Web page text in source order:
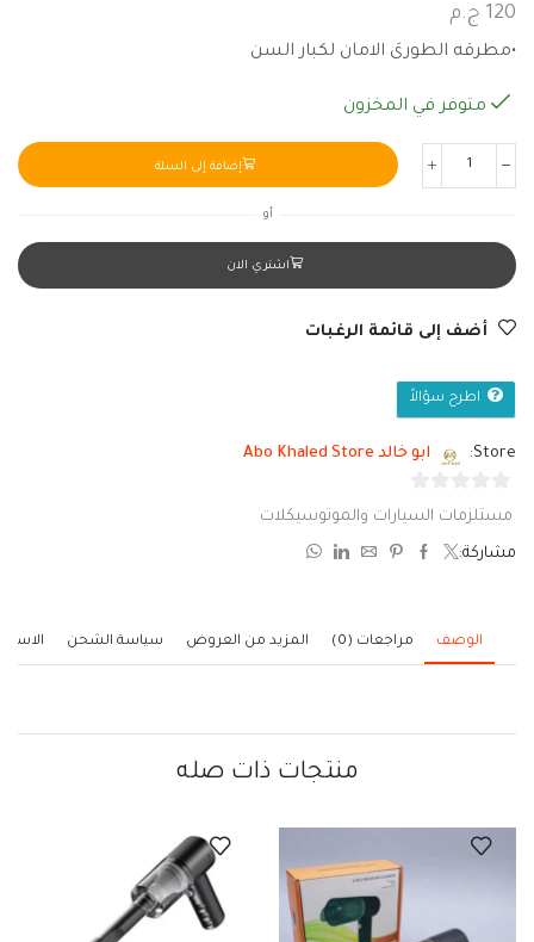
120 ج.م
•مطرقه الطورىَ الامان لكبار السن
متوفر في المخزون
إضافة إلى السلة
أو
اشتري الان
أضف إلى قائمة الرغبات
اطرح سؤالاً
Store: ابو خالد Abo Khaled Store
مستلزمات السيارات والموتوسيكلات
مشاركة:
الوصف مراجعات (0) المزيد من العروض سياسة الشحن
منتجات ذات صله